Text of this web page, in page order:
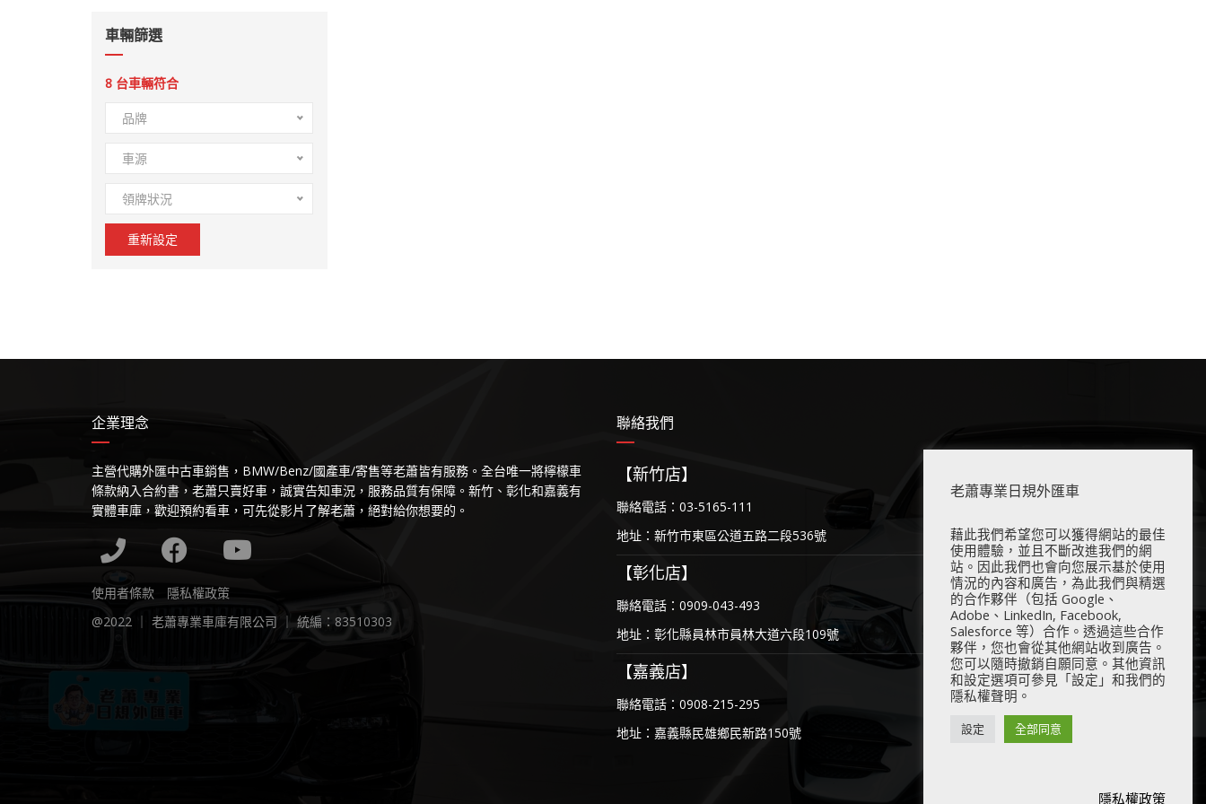
車輛篩選
8 台車輛符合
品牌
車源
領牌狀況
重新設定
企業理念
主營代購外匯中古車銷售，BMW/Benz/國產車/寄售等老蕭皆有服務。全台唯一將檸檬車
條款納入合約書，老蕭只賣好車，誠實告知車況，服務品質有保障。新竹、彰化和嘉義有
實體車庫，歡迎預約看車，可先從影片了解老蕭，絕對給你想要的。
使用者條款
隱私權政策
@2022 ｜ 老蕭專業車庫有限公司 ｜ 統編：83510303
聯絡我們
【新竹店】
聯絡電話：03-5165-111
地址：新竹市東區公道五路二段536號
【彰化店】
聯絡電話：0909-043-493
地址：彰化縣員林市員林大道六段109號
【嘉義店】
聯絡電話：0908-215-295
地址：嘉義縣民雄鄉民新路150號
老蕭專業日規外匯車
藉此我們希望您可以獲得網站的最佳
使用體驗，並且不斷改進我們的網
站。因此我們也會向您展示基於使用
情況的內容和廣告，為此我們與精選
的合作夥伴（包括 Google、
Adobe、LinkedIn, Facebook,
Salesforce 等）合作。透過這些合作
夥伴，您也會從其他網站收到廣告。
您可以隨時撤銷自願同意。其他資訊
和設定選項可參見「設定」和我們的
隱私權聲明。
設定 全部同意
隱私權政策